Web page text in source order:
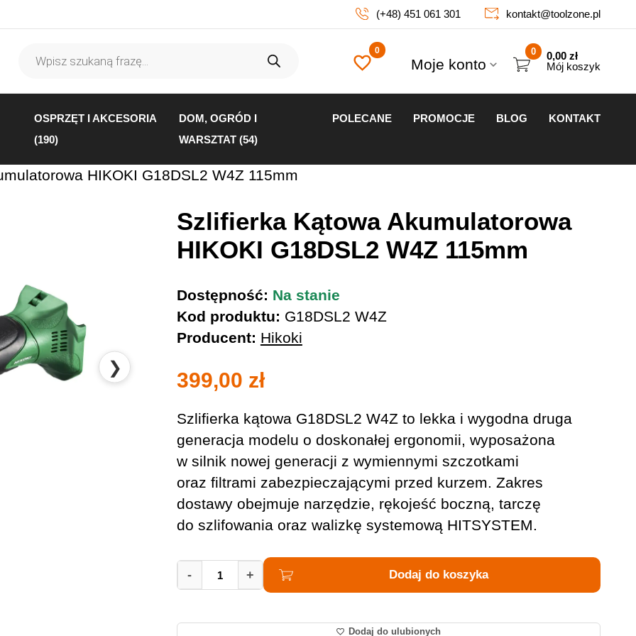
(+48) 451 061 301 kontakt@toolzone.pl
produktów
Moje konto
0,00 zł
Mój koszyk
0
OSPRZĘT I AKCESORIA
(190)
DOM, OGRÓD I
WARSZTAT (54)
POLECANE PROMOCJE BLOG KONTAKT
HIKOKI G18DSL2 W4Z 115mm
❯
Szlifierka Kątowa Akumulatorowa
HIKOKI G18DSL2 W4Z 115mm
Dostępność: Na stanie
Kod produktu: G18DSL2 W4Z
Producent: Hikoki
399,00 zł
Szlifierka kątowa G18DSL2 W4Z to lekka i wygodna druga
generacja modelu o doskonałej ergonomii, wyposażona
w silnik nowej generacji z wymiennymi szczotkami
oraz filtrami zabezpieczającymi przed kurzem. Zakres
dostawy obejmuje narzędzie, rękojeść boczną, tarczę
do szlifowania oraz walizkę systemową HITSYSTEM.
Szlifierka
Kątowa
- + Dodaj do koszyka
Dodaj do ulubionych